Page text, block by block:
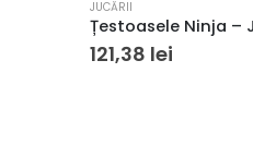
JUCĂRII
121,38 lei